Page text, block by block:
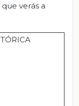
verás a